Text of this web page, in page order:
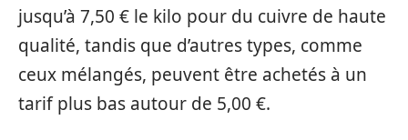
jusqu’à 7,50 € le kilo pour du cuivre de haute
qualité, tandis que d’autres types, comme
ceux mélangés, peuvent être achetés à un
tarif plus bas autour de 5,00 €.